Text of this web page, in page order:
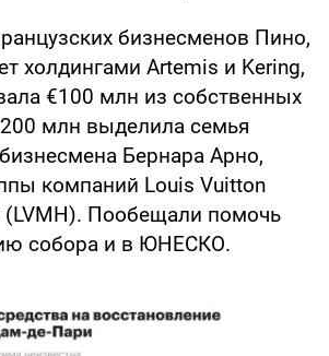
бизнесменов Пино,
холдингами Artemis и Kering,
€100 млн из собственных
млн выделила семья
Бернара Арно,
компаний Louis Vuitton
(LVMH). Пообещали помочь
собора и в ЮНЕСКО.